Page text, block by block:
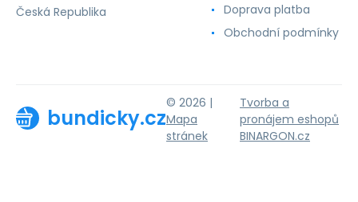
Česká Republika
Doprava platba
Obchodní podmínky
bundicky.cz
© 2026 |
Mapa
stránek
Tvorba a
pronájem eshopů
BINARGON.cz